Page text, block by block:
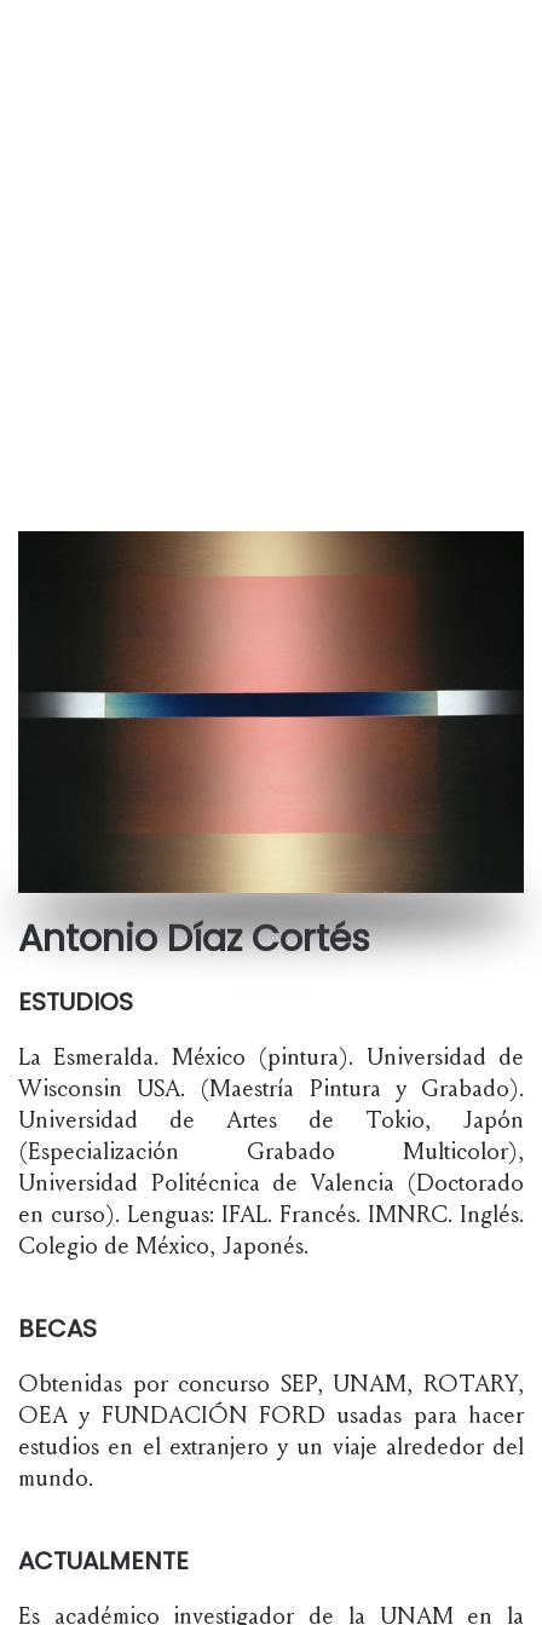
Antonio Díaz Cortés
ESTUDIOS
La Esmeralda. México (pintura). Universidad de
Wisconsin USA. (Maestría Pintura y Grabado).
Universidad de Artes de Tokio, Japón
(Especialización Grabado Multicolor),
Universidad Politécnica de Valencia (Doctorado
en curso). Lenguas: IFAL. Francés. IMNRC. Inglés.
Colegio de México, Japonés.
BECAS
Obtenidas por concurso SEP, UNAM, ROTARY,
OEA y FUNDACIÓN FORD usadas para hacer
estudios en el extranjero y un viaje alrededor del
mundo.
ACTUALMENTE
Es académico investigador de la UNAM en la